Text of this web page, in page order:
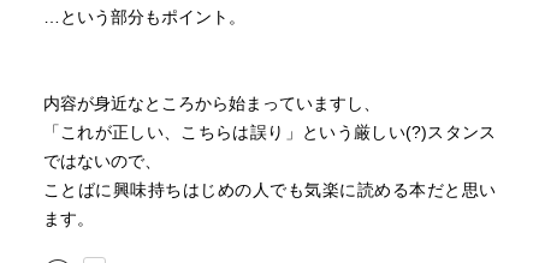
…という部分もポイント。
内容が身近なところから始まっていますし、
「これが正しい、こちらは誤り」という厳しい(?)スタンス
ではないので、
ことばに興味持ちはじめの人でも気楽に読める本だと思い
ます。